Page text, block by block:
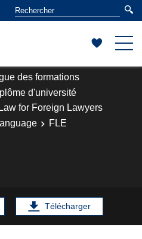
des formations
d'université
for Foreign Lawyers
FLE
Télécharger